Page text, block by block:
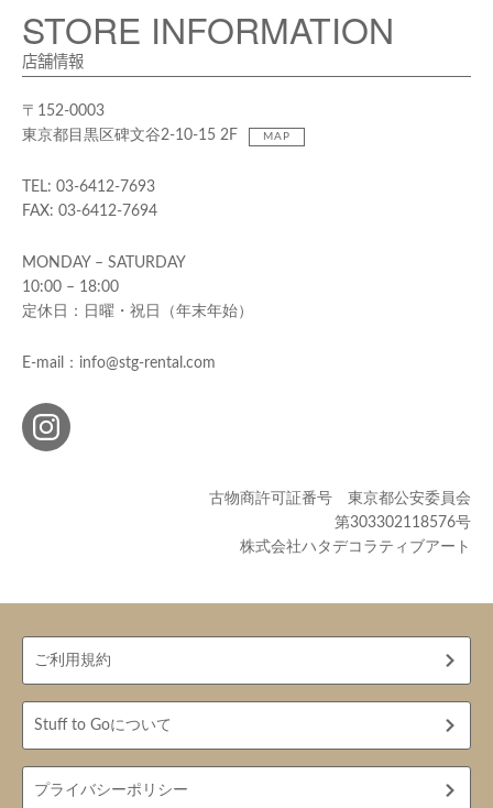
STORE INFORMATION
店舗情報
〒152-0003
東京都目黒区碑文谷2-10-15 2F
MAP
TEL: 03-6412-7693
FAX: 03-6412-7694
MONDAY – SATURDAY
10:00 – 18:00
定休日：日曜・祝日（年末年始）
E-mail：info@stg-rental.com
古物商許可証番号 東京都公安委員会
第303302118576号
株式会社ハタデコラティブアート
ご利用規約
Stuff to Goについて
プライバシーポリシー